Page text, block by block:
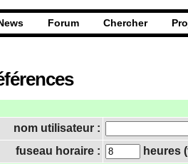
Forum Chercher
nom utilisateur :
fuseau horaire :
heures